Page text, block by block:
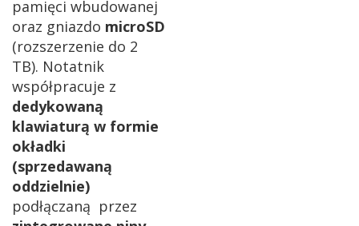
pamięci wbudowanej
oraz gniazdo microSD
(rozszerzenie do 2
TB). Notatnik
współpracuje z
dedykowaną
klawiaturą w formie
okładki
(sprzedawaną
oddzielnie)
podłączaną przez